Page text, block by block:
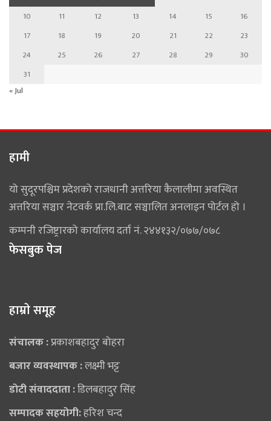
10
11 12 13 14 15
16
17
18 19 20 21 22
23
24
25 26 27 28 29
30
31
« Jul
हामी
यो सुदूरपश्चिम प्रदेशको राजधानी अत्तरिया कैलालीमा अवस्थित
अत्तरिया सञ्चार नेटवर्क प्रा.लि.बाट सञ्चालित अनलाइन पोर्टल हो ।
कम्पनी रजिष्ट्रारको कार्यालय दर्ता नं. २४४१३२/०७७/०७८
फेसबुक पेज
हाम्राे समूह
संचालक :प्रकाशबहादुर बोहरा
बजार व्यवस्थापक :लक्ष्मी भट्ट
डोटी संवाददाता :डिलबहादुर सिंह
सम्पादक सहयोगी:हरिश चन्द